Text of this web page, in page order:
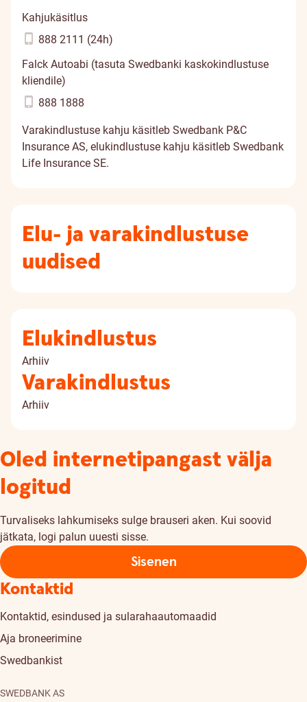
Kahjukäsitlus
888 2111 (24h)
Falck Autoabi (tasuta Swedbanki kaskokindlustuse
kliendile)
888 1888
Varakindlustuse kahju käsitleb Swedbank P&C
Insurance AS, elukindlustuse kahju käsitleb Swedbank
Life Insurance SE.
Elu- ja varakindlustuse
uudised
Elukindlustus
Arhiiv
Varakindlustus
Arhiiv
Oled internetipangast välja
logitud
Turvaliseks lahkumiseks sulge brauseri aken. Kui soovid
jätkata, logi palun uuesti sisse.
Sisenen
Kontaktid
Kontaktid, esindused ja sularahaautomaadid
Aja broneerimine
Swedbankist
SWEDBANK AS